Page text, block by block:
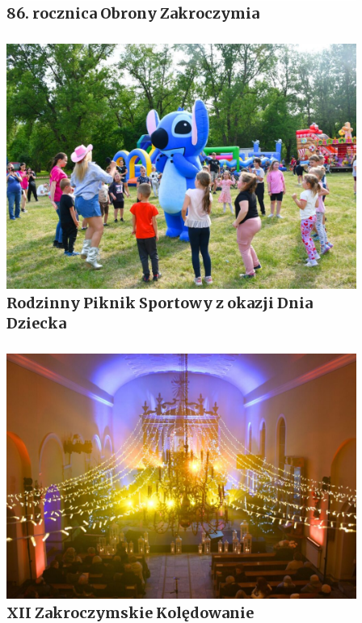
86. rocznica Obrony Zakroczymia
Rodzinny Piknik Sportowy z okazji Dnia
Dziecka
XII Zakroczymskie Kolędowanie